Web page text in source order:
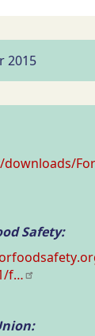
2015
Safety:
f…